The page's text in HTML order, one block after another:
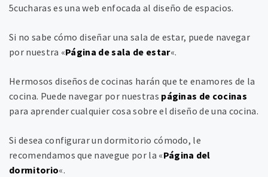
5cucharas es una web enfocada al diseño de espacios.
Si no sabe cómo diseñar una sala de estar, puede navegar
por nuestra «Página de sala de estar«.
Hermosos diseños de cocinas harán que te enamores de la
cocina. Puede navegar por nuestras páginas de cocinas
para aprender cualquier cosa sobre el diseño de una cocina.
Si desea configurar un dormitorio cómodo, le
recomendamos que navegue por la «Página del
dormitorio«.